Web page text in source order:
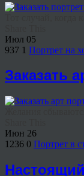
Июл 05
937 1 Портрет на
Заказать
Июн 26
1236 0 Портрет в